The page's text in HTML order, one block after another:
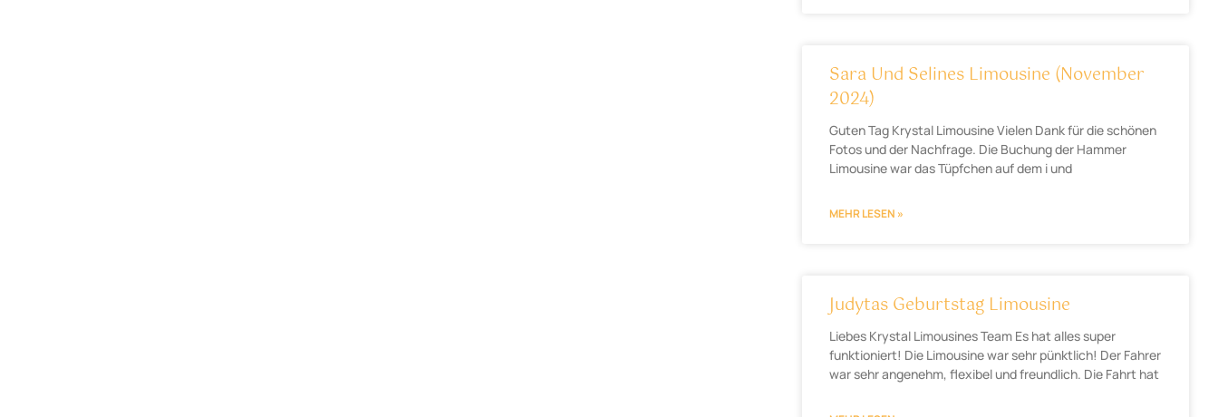
Sara Und Selines Limousine (November
2024)
Guten Tag Krystal Limousine Vielen Dank für die schönen
Fotos und der Nachfrage. Die Buchung der Hammer
Limousine war das Tüpfchen auf dem i und
MEHR LESEN »
Judytas Geburtstag Limousine
Liebes Krystal Limousines Team Es hat alles super
funktioniert! Die Limousine war sehr pünktlich! Der Fahrer
war sehr angenehm, flexibel und freundlich. Die Fahrt hat